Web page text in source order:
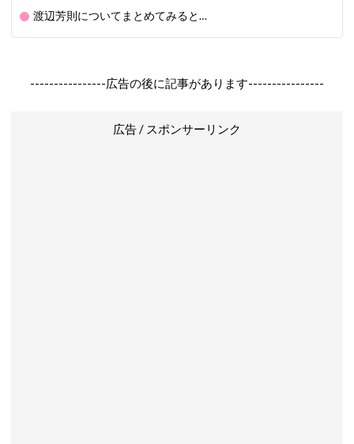
渡辺芳則についてまとめてみると…
----------------広告の後に記事があります----------------
広告 / スポンサーリンク